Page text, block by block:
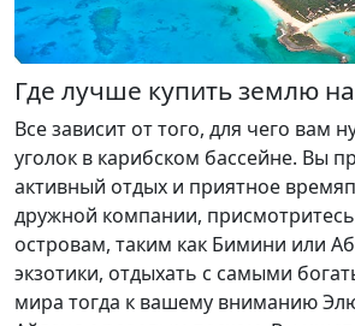
Где лучше купить землю
Все зависит от того, для чего вам
уголок в карибском бассейне. Вы
активный отдых и приятное
дружной компании,
островам, таким как Бимини или
экзотики, отдыхать с самыми
мира тогда к вашему вниманию